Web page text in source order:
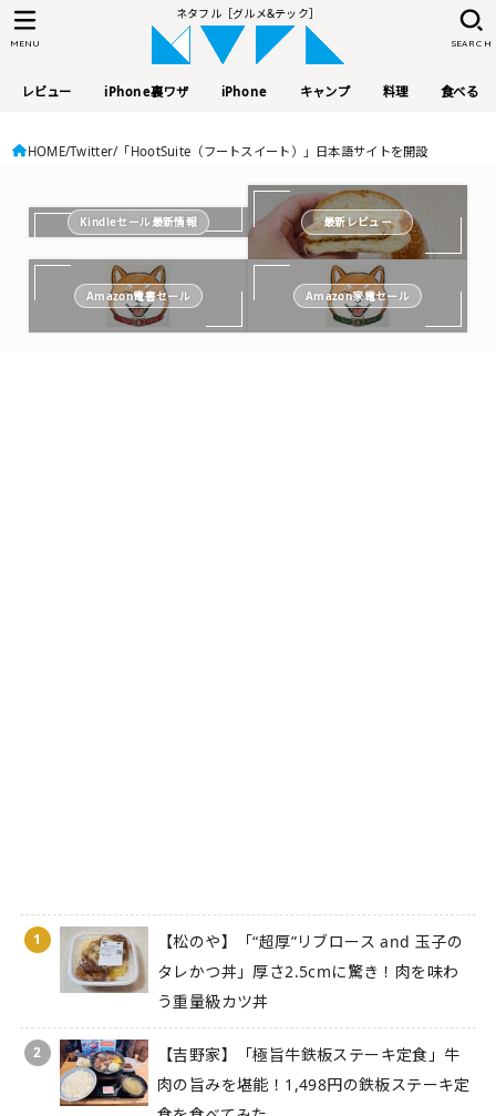
ネタフル［グルメ&テック］
レビュー iPhone裏ワザ iPhone キャンプ 料理 食べる
SEARCH
MENU
HOME Twitter 「HootSuite（フートスイート）」日本語サイトを開設
Kindleセール最新情報 最新レビュー
Amazon電書セール Amazon家電セール
1
【松のや】「“超厚”リブロース and 玉子の
タレかつ丼」厚さ2.5cmに驚き！肉を味わ
う重量級カツ丼
2
【吉野家】「極旨牛鉄板ステーキ定食」牛
肉の旨みを堪能！1,498円の鉄板ステーキ定